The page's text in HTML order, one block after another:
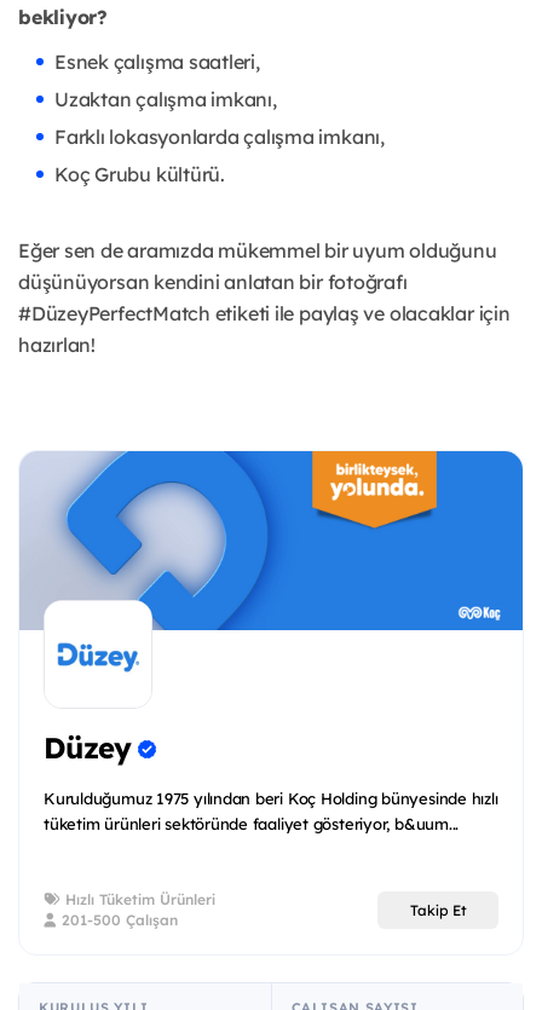
bekliyor?
Esnek çalışma saatleri,
Uzaktan çalışma imkanı,
Farklı lokasyonlarda çalışma imkanı,
Koç Grubu kültürü.
Eğer sen de aramızda mükemmel bir uyum olduğunu
düşünüyorsan kendini anlatan bir fotoğrafı
#DüzeyPerfectMatch etiketi ile paylaş ve olacaklar için
hazırlan!
Düzey
Kurulduğumuz 1975 yılından beri Koç Holding bünyesinde hızlı
tüketim ürünleri sektöründe faaliyet gösteriyor, b&uum...
Hızlı Tüketim Ürünleri
201-500 Çalışan
Takip Et